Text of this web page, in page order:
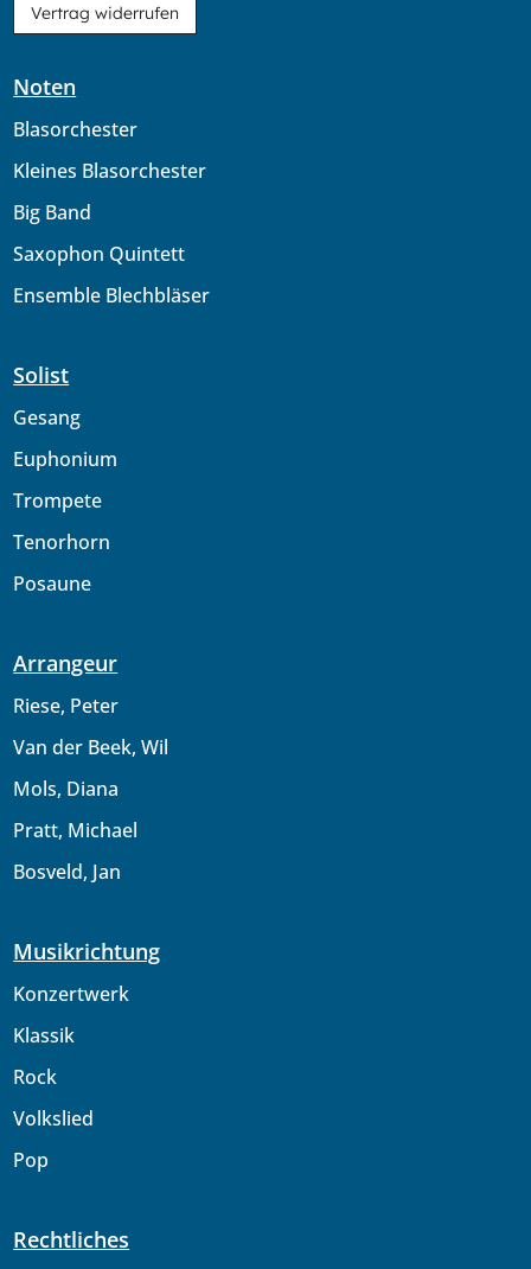
Vertrag widerrufen
Noten
Blasorchester
Kleines Blasorchester
Big Band
Saxophon Quintett
Ensemble Blechbläser
Solist
Gesang
Euphonium
Trompete
Tenorhorn
Posaune
Arrangeur
Riese, Peter
Van der Beek, Wil
Mols, Diana
Pratt, Michael
Bosveld, Jan
Musikrichtung
Konzertwerk
Klassik
Rock
Volkslied
Pop
Rechtliches